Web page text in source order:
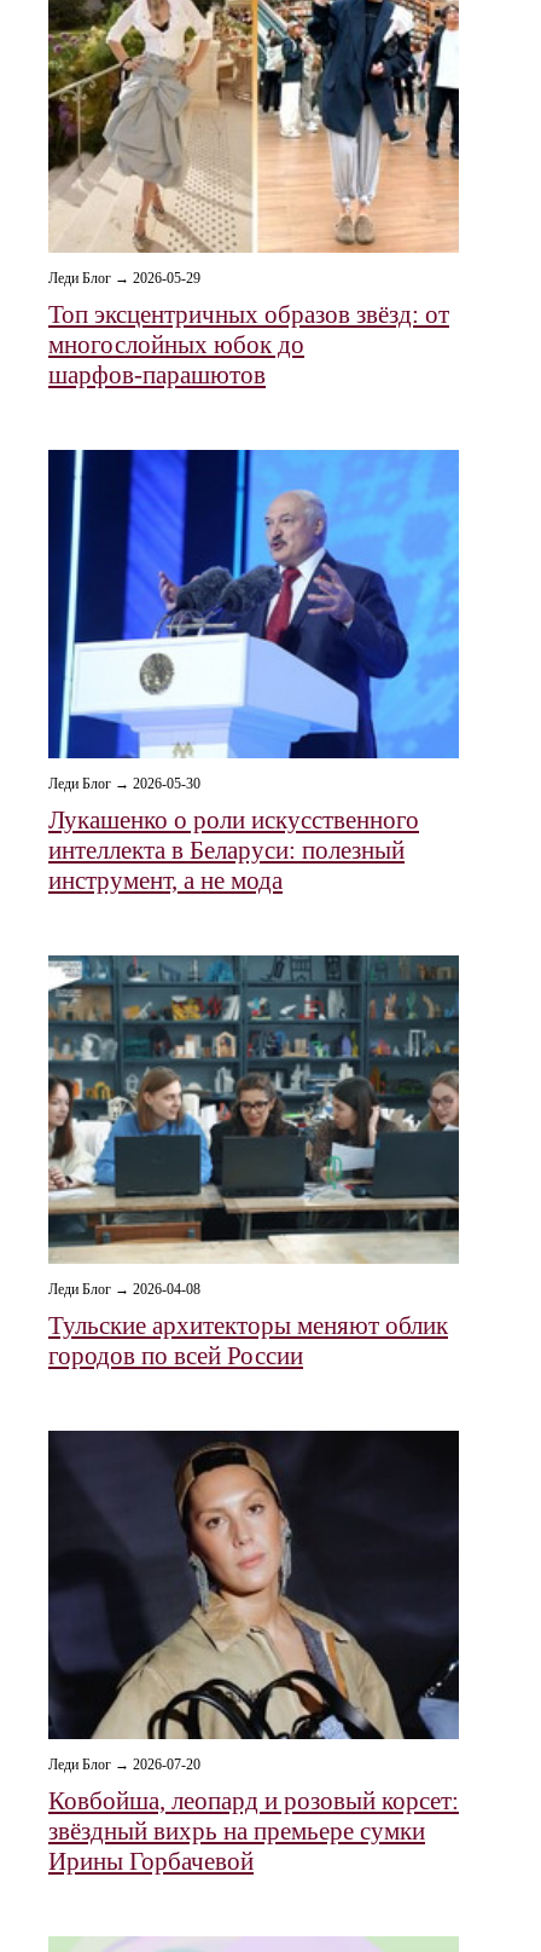
Леди Блог → 2026-05-29
Топ эксцентричных образов звёзд: от
многослойных юбок до
шарфов‑парашютов
Леди Блог → 2026-05-30
Лукашенко о роли искусственного
интеллекта в Беларуси: полезный
инструмент, а не мода
Леди Блог → 2026-04-08
Тульские архитекторы меняют облик
городов по всей России
Леди Блог → 2026-07-20
Ковбойша, леопард и розовый корсет:
звёздный вихрь на премьере сумки
Ирины Горбачевой